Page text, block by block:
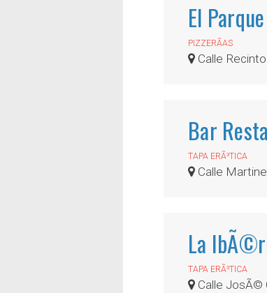
El Parque
PIZZERÃ­AS
Calle
Bar
TAPA ERÃ³TICA
Calle
La
TAPA ERÃ³TICA
Calle JosÃ©